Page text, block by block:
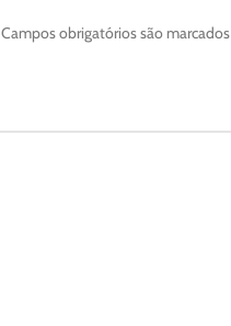
Campos obrigatórios são